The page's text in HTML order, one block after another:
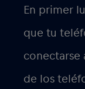
En primer
que tu
conectarse
de los